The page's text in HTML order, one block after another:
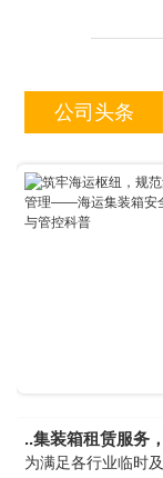
公司头条